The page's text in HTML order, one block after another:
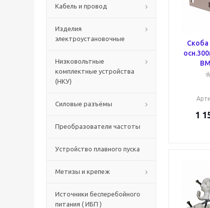
Кабель и провод
Изделия
электроустановочные
Низковольтные
комплектные устройства
(НКУ)
Силовые разъёмы
Преобразователи частоты
Устройство плавного пуска
Метизы и крепеж
Источники бесперебойного
питания ( ИБП )
Скоба
1